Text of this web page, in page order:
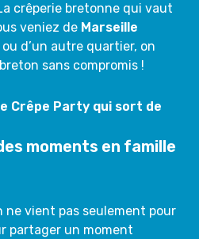
crêperie bretonne qui vaut
veniez de Marseille
ou d’un autre quartier, on
sans compromis !
Crêpe Party qui sort de
moments en famille
ne vient pas seulement pour
partager un moment